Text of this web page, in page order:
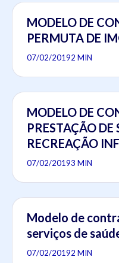
MODELO DE
PERMUTA DE
07/02/20192 MIN
MODELO DE
PRESTAÇÃO DE
RECREAÇÃO
07/02/20193 MIN
Modelo de
serviços de
07/02/20192 MIN